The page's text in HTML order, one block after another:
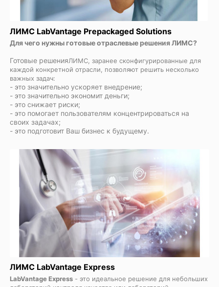
ЛИМС LabVantage Prepackaged Solutions
Для чего нужны готовые отраслевые решения ЛИМС?
Готовые решенияЛИМС , заранее сконфигурированные для
каждой конкретной отрасли, позволяют решить несколько
важных задач:
- это значительно ускоряет внедрение;
- это значительно экономит деньги;
- это снижает риски;
- это помогает пользователям концентрироваться на
своих задачах;
- это подготовит Ваш бизнес к будущему.
ЛИМС LabVantage Express
LabVantage Express - это идеальное решение для небольших